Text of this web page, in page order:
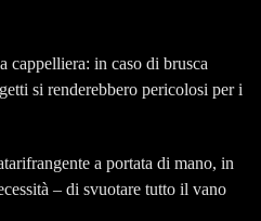
cappelliera: in caso di brusca
si renderebbero pericolosi per i
a portata di mano, in
– di svuotare tutto il vano